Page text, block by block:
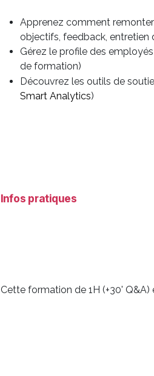
Apprenez comment
objectifs, feedback, entretien
Gérez le profile des
de formation)
Découvrez les outils de
Smart Analytics)
Infos pratiques
Cette formation de 1H (+30' Q&A)